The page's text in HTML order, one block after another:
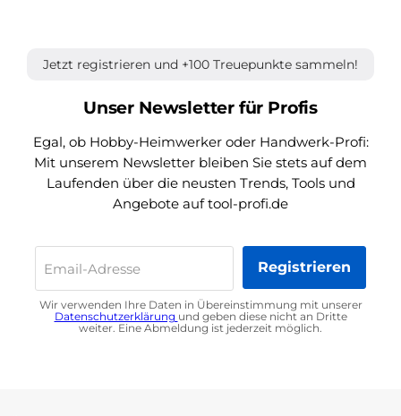
Jetzt registrieren und +100 Treuepunkte sammeln!
Unser Newsletter für Profis
Egal, ob Hobby-Heimwerker oder Handwerk-Profi:
Mit unserem Newsletter bleiben Sie stets auf dem
Laufenden über die neusten Trends, Tools und
Angebote auf tool-profi.de
Email-Adresse Registrieren
Wir verwenden Ihre Daten in Übereinstimmung mit unserer
Datenschutzerklärung und geben diese nicht an Dritte
weiter. Eine Abmeldung ist jederzeit möglich.